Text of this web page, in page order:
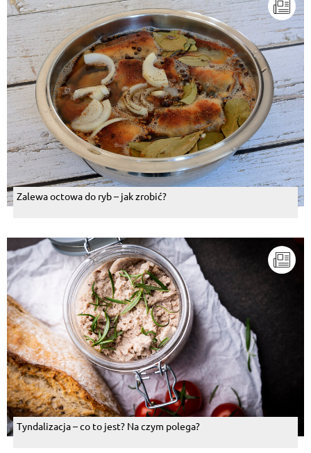
Zalewa octowa do ryb – jak zrobić?
Tyndalizacja – co to jest? Na czym polega?